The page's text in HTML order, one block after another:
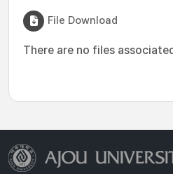
File Download
There are no files